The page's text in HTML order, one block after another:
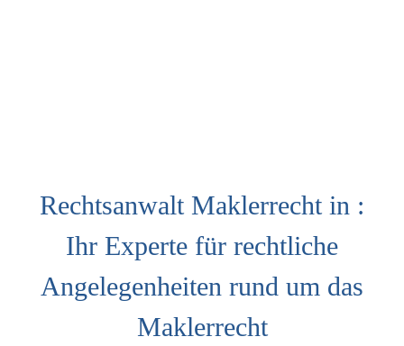
Rechtsanwalt Maklerrecht in :
Ihr Experte für rechtliche
Angelegenheiten rund um das
Maklerrecht